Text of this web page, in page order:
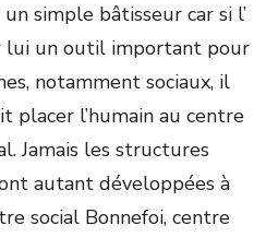
simple bâtisseur car si l’
lui un outil important pour
notamment sociaux, il
placer l’humain au centre
Jamais les structures
autant développées à
social Bonnefoi, centre